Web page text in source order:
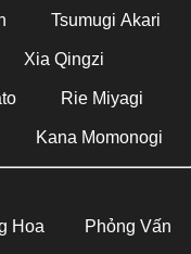
Tsumugi Akari
Xia Qingzi
Rie Miyagi
Kana Momonogi
Hoa Phỏng Vấn